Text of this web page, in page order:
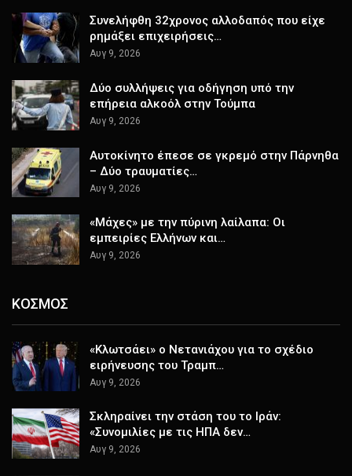
Συνελήφθη 32χρονος αλλοδαπός που είχε
ρημάξει επιχειρήσεις…
Αυγ 9, 2026
Δύο συλλήψεις για οδήγηση υπό την
επήρεια αλκοόλ στην Τούμπα
Αυγ 9, 2026
Αυτοκίνητο έπεσε σε γκρεμό στην Πάρνηθα
– Δύο τραυματίες…
Αυγ 9, 2026
«Μάχες» με την πύρινη λαίλαπα: Οι
εμπειρίες Ελλήνων και…
Αυγ 9, 2026
ΚΟΣΜΟΣ
«Κλωτσάει» ο Νετανιάχου για το σχέδιο
ειρήνευσης του Τραμπ…
Αυγ 9, 2026
Σκληραίνει την στάση του το Ιράν:
«Συνομιλίες με τις ΗΠΑ δεν…
Αυγ 9, 2026